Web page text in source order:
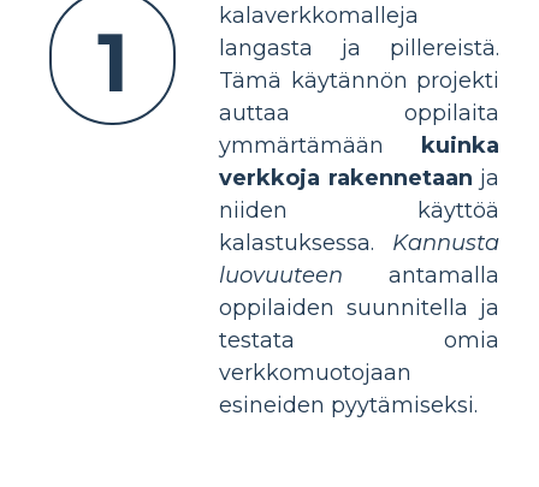
1
kalaverkkomalleja
langasta ja pillereistä.
Tämä käytännön projekti
auttaa oppilaita
ymmärtämään
kuinka
verkkoja rakennetaan ja
niiden käyttöä
kalastuksessa. Kannusta
luovuuteen antamalla
oppilaiden suunnitella ja
testata omia
verkkomuotojaan
esineiden pyytämiseksi.